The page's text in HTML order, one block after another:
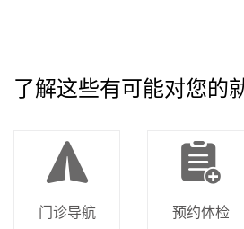
了解这些有可能对您的
门诊导航 预约体检